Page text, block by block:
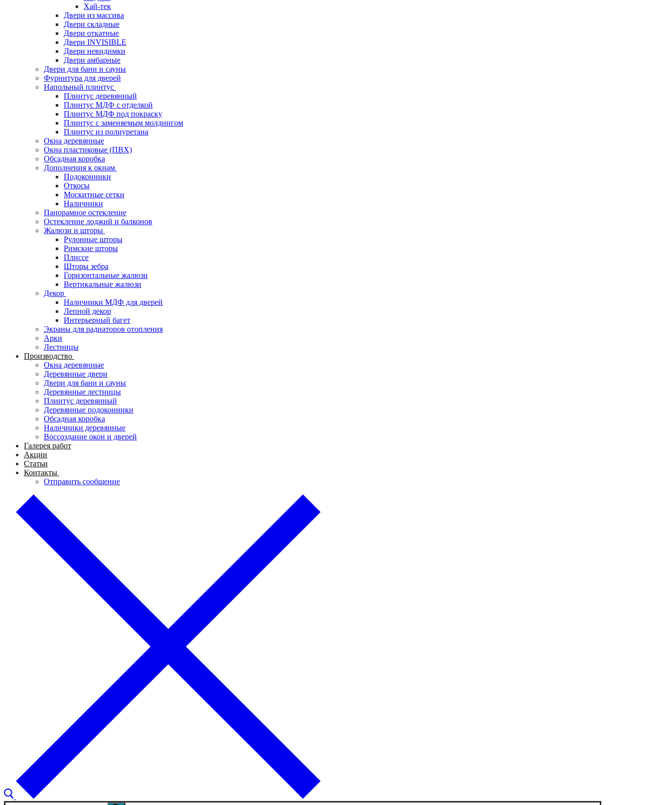
Хай-тек
Двери из массива
Двери складные
Двери откатные
Двери INVISIBLE
Двери невидимки
Двери амбарные
Двери для бани и сауны
Фурнитура для дверей
Напольный плинтус
Плинтус деревянный
Плинтус МДФ с отделкой
Плинтус МДФ под покраску
Плинтус с заменяемым молдингом
Плинтус из полиуретана
Окна деревянные
Окна пластиковые (ПВХ)
Обсадная коробка
Дополнения к окнам
Подоконники
Откосы
Москитные сетки
Наличники
Панорамное остекление
Остекление лоджий и балконов
Жалюзи и шторы
Рулонные шторы
Римские шторы
Плиссе
Шторы зебра
Горизонтальные жалюзи
Вертикальные жалюзи
Декор
Наличники МДФ для дверей
Лепной декор
Интерьерный багет
Экраны для радиаторов отопления
Арки
Лестницы
Производство
Окна деревянные
Деревянные двери
Двери для бани и сауны
Деревянные лестницы
Плинтус деревянный
Деревянные подоконники
Обсадная коробка
Наличники деревянные
Воссоздание окон и дверей
Галерея работ
Акции
Статьи
Контакты
Отправить сообщение